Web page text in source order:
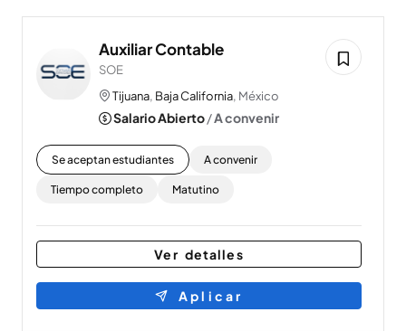
Auxiliar Contable
SOE
Tijuana, Baja California, México
Salario Abierto/A convenir
Se aceptan estudiantes A convenir
Tiempo completo Matutino
Ver detalles
Aplicar